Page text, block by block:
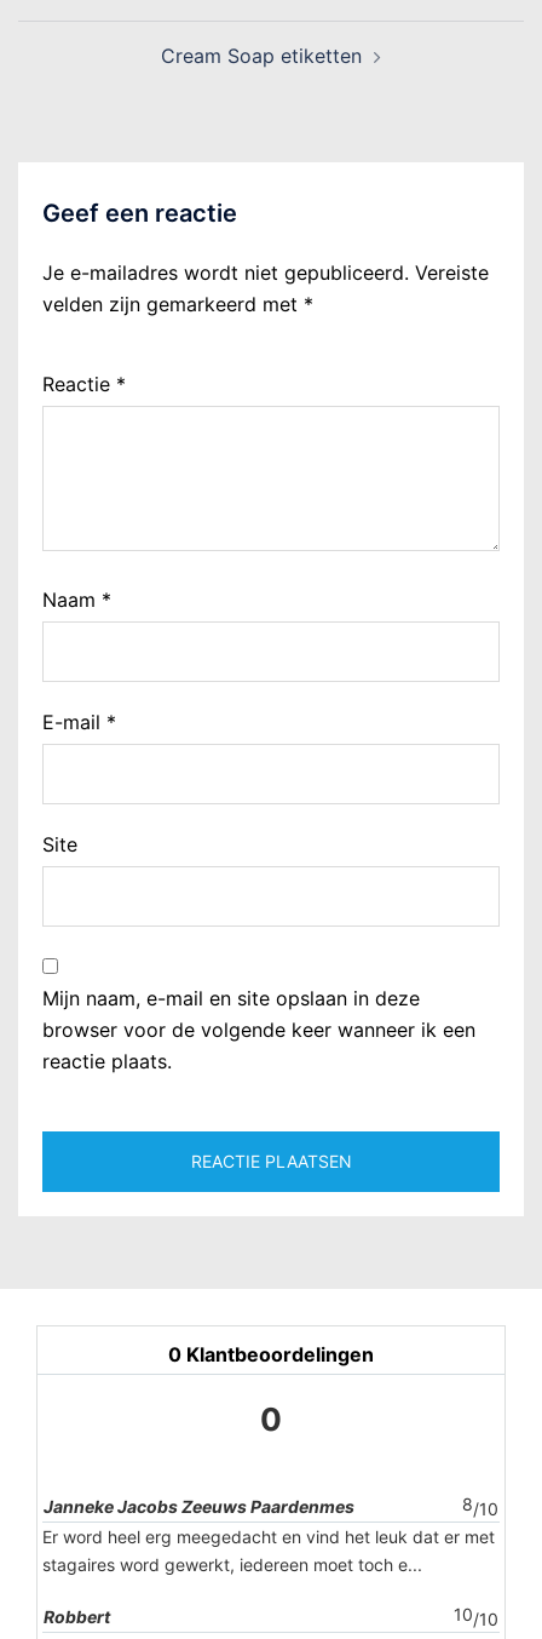
Cream Soap etiketten
Geef een reactie
Je e-mailadres wordt niet gepubliceerd. Vereiste
velden zijn gemarkeerd met *
Reactie *
Naam *
E-mail *
Site
Mijn naam, e-mail en site opslaan in deze
browser voor de volgende keer wanneer ik een
reactie plaats.
0 Klantbeoordelingen
0
Janneke Jacobs Zeeuws Paardenmes 8/10
Er word heel erg meegedacht en vind het leuk dat er met
stagaires word gewerkt, iedereen moet toch e...
Robbert 10/10